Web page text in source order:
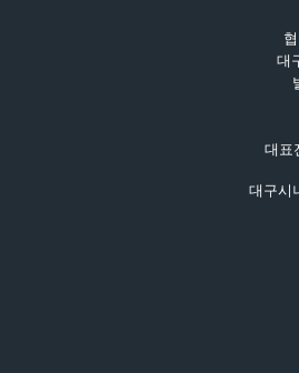
대
대표
대구시